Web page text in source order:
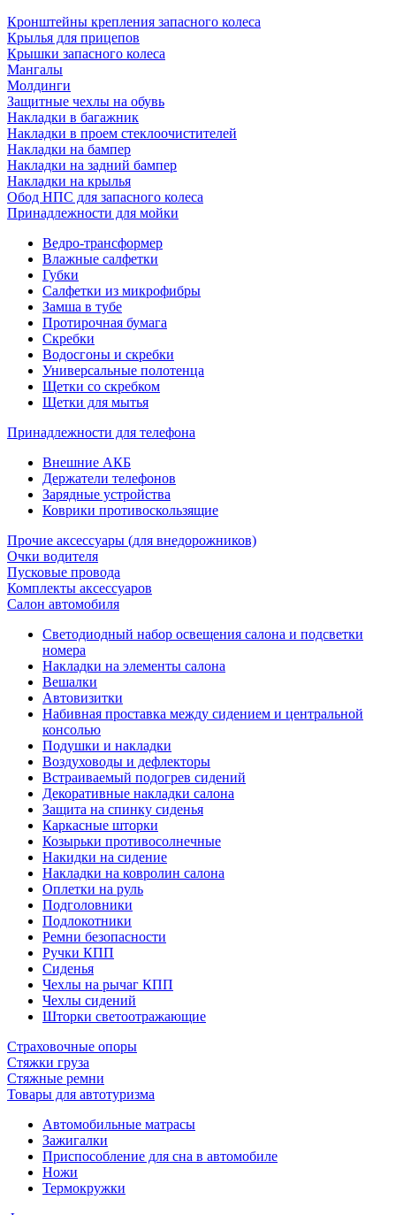
Кронштейны крепления запасного колеса
Крылья для прицепов
Крышки запасного колеса
Мангалы
Молдинги
Защитные чехлы на обувь
Накладки в багажник
Накладки в проем стеклоочистителей
Накладки на бампер
Накладки на задний бампер
Накладки на крылья
Обод НПС для запасного колеса
Принадлежности для мойки
Ведро-трансформер
Влажные салфетки
Губки
Салфетки из микрофибры
Замша в тубе
Протирочная бумага
Скребки
Водосгоны и скребки
Универсальные полотенца
Щетки со скребком
Щетки для мытья
Принадлежности для телефона
Внешние АКБ
Держатели телефонов
Зарядные устройства
Коврики противоскользящие
Прочие аксессуары (для внедорожников)
Очки водителя
Пусковые провода
Комплекты аксессуаров
Салон автомобиля
Светодиодный набор освещения салона и подсветки
номера
Накладки на элементы салона
Вешалки
Автовизитки
Набивная проставка между сидением и центральной
консолью
Подушки и накладки
Воздуховоды и дефлекторы
Встраиваемый подогрев сидений
Декоративные накладки салона
Защита на спинку сиденья
Каркасные шторки
Козырьки противосолнечные
Накидки на сидение
Накладки на ковролин салона
Оплетки на руль
Подголовники
Подлокотники
Ремни безопасности
Ручки КПП
Сиденья
Чехлы на рычаг КПП
Чехлы сидений
Шторки светоотражающие
Страховочные опоры
Стяжки груза
Стяжные ремни
Товары для автотуризма
Автомобильные матрасы
Зажигалки
Приспособление для сна в автомобиле
Ножи
Термокружки